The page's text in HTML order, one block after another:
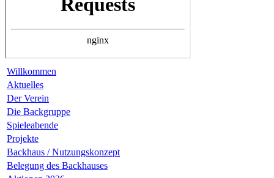
Willkommen
Aktuelles
Der Verein
Die Backgruppe
Spieleabende
Projekte
Backhaus / Nutzungskonzept
Belegung des Backhauses